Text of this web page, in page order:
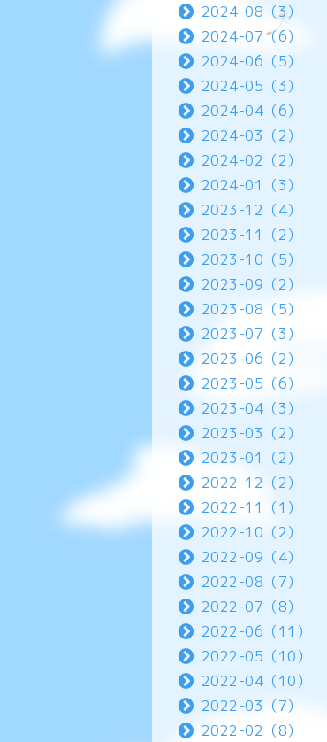
2024-08（3）
2024-07（6）
2024-06（5）
2024-05（3）
2024-04（6）
2024-03（2）
2024-02（2）
2024-01（3）
2023-12（4）
2023-11（2）
2023-10（5）
2023-09（2）
2023-08（5）
2023-07（3）
2023-06（2）
2023-05（6）
2023-04（3）
2023-03（2）
2023-01（2）
2022-12（2）
2022-11（1）
2022-10（2）
2022-09（4）
2022-08（7）
2022-07（8）
2022-06（11）
2022-05（10）
2022-04（10）
2022-03（7）
2022-02（8）